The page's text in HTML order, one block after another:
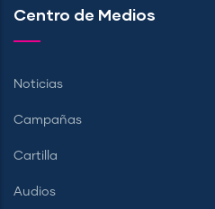
Centro de Medios
Noticias
Campañas
Cartilla
Audios